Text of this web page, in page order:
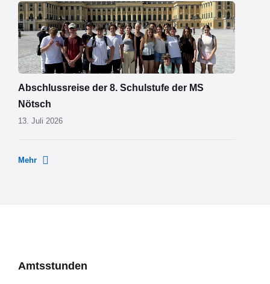
MS
Nötsch
Wien
01.png
Abschlussreise der 8. Schulstufe der MS
Nötsch
13. Juli 2026
Mehr
Amtsstunden